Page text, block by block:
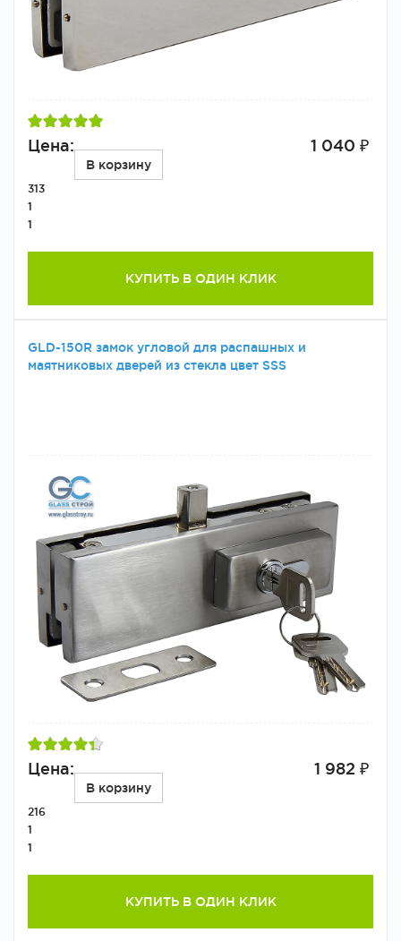
Цена: 1 040 ₽
В корзину
313
1
1
КУПИТЬ В ОДИН КЛИК
GLD-150R замок угловой для распашных и
маятниковых дверей из стекла цвет SSS
Цена: 1 982 ₽
В корзину
216
1
1
КУПИТЬ В ОДИН КЛИК